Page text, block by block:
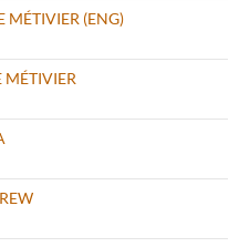
MÉTIVIER (ENG)
MÉTIVIER